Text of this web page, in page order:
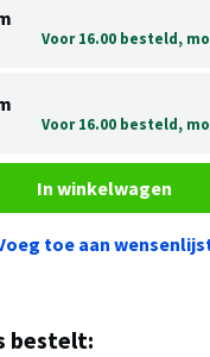
Voor 16.00 besteld,
Voor 16.00 besteld,
In winkelwagen
toe aan
bestelt: